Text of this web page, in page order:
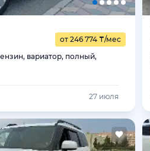
от 246 774 ₸/мес
вариатор, полный,
27 июля